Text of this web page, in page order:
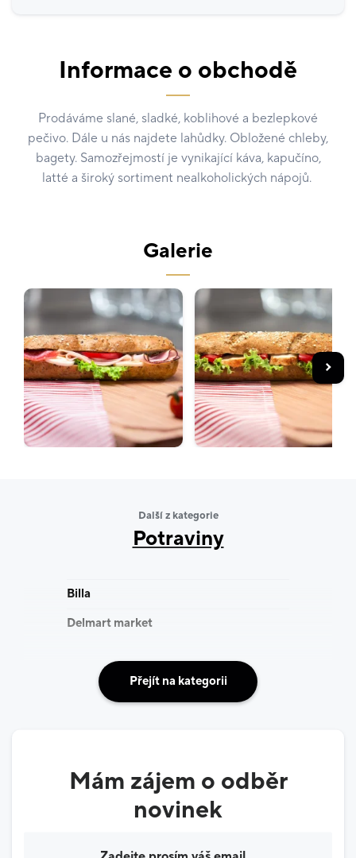
Informace o obchodě
Prodáváme slané, sladké, koblihové a bezlepkové
pečivo. Dále u nás najdete lahůdky. Obložené chleby,
bagety. Samozřejmostí je vynikající káva, kapučíno,
latté a široký sortiment nealkoholických nápojů.
Galerie
Další z kategorie
Potraviny
Billa
Delmart market
Přejít na kategorii
Mám zájem o odběr
novinek